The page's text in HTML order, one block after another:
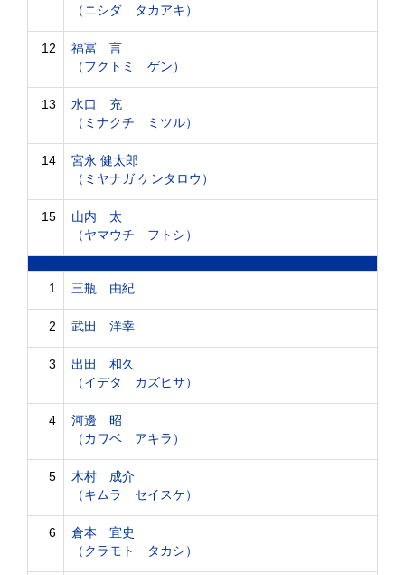
（ニシダ タカアキ）
12
福冨 言
（フクトミ ゲン）
13
水口 充
（ミナクチ ミツル）
14
宮永 健太郎
（ミヤナガ ケンタロウ）
15
山内 太
（ヤマウチ フトシ）
1 三瓶 由紀
2 武田 洋幸
3
出田 和久
（イデタ カズヒサ）
4
河邊 昭
（カワベ アキラ）
5
木村 成介
（キムラ セイスケ）
6
倉本 宜史
（クラモト タカシ）